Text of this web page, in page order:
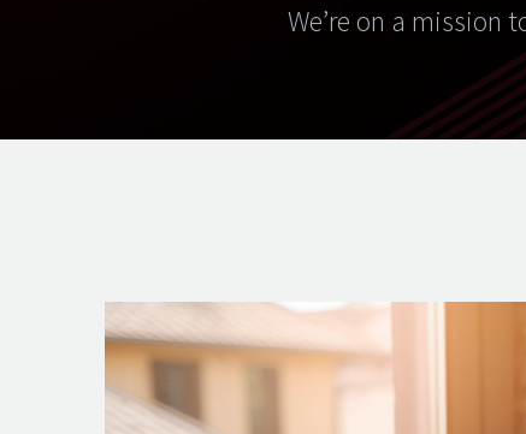
We’re on a mission